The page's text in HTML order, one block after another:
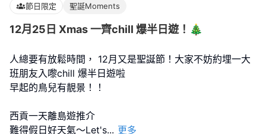
節日限定 聖誕Moments
12月25日 Xmas 一齊chill 爆半日遊！🎄
人總要有放鬆時間， 12月又是聖誕節！大家不妨約埋一大
班朋友入嚟chill 爆半日遊啦
早起的鳥兒有靚景！！
西貢一天離島遊推介
難得假日好天氣～Let's... 更多